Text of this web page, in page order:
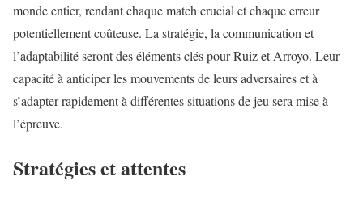
monde entier, rendant chaque match crucial et chaque erreur
potentiellement coûteuse. La stratégie, la communication et
l’adaptabilité seront des éléments clés pour Ruiz et Arroyo. Leur
capacité à anticiper les mouvements de leurs adversaires et à
s’adapter rapidement à différentes situations de jeu sera mise à
l’épreuve.
Stratégies et attentes